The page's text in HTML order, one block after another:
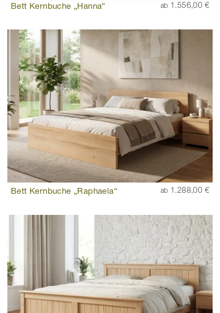
Bett Kernbuche „Hanna“ ab 1.556,00 €
Bett Kernbuche „Raphaela“ ab 1.288,00 €